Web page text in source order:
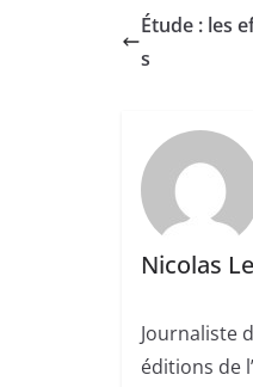
Étude : les
s
Nicolas
Journaliste
éditions de